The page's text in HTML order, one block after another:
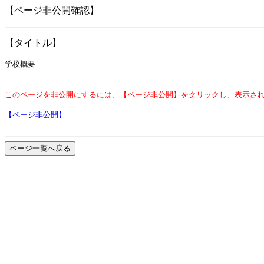
【ページ非公開確認】
【タイトル】
学校概要
このページを非公開にするには、【ページ非公開】をクリックし、表示さ
【ページ非公開】